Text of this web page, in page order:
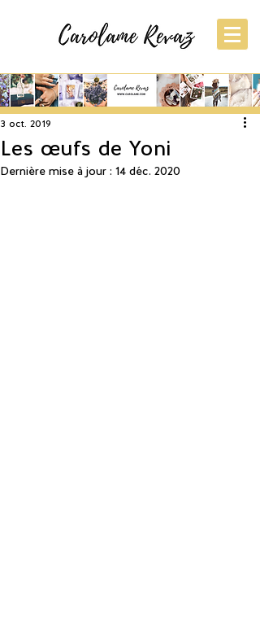
Post S'inscrire
Les œufs de Yoni
3 oct. 2019
Dernière mise à jour : 14 déc. 2020